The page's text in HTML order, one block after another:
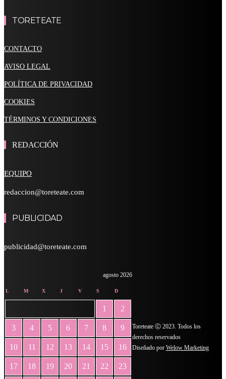
TORETEATE
CONTACTO
AVISO LEGAL
POLÍTICA DE PRIVACIDAD
COOKIES
TÉRMINOS Y CONDICIONES
REDACCIÓN
EQUIPO
redaccion@toreteate.com
PUBLICIDAD
publicidad@toreteate.com
agosto 2026
L M X J V S D
1 2
3 4 5 6 7 8 9
10 11 12 13 14 15 16
17 18 19 20 21 22 23
Toreteate Ⓒ 2023. Todos los
derechos reservados
Diseñado por Welow Marketing